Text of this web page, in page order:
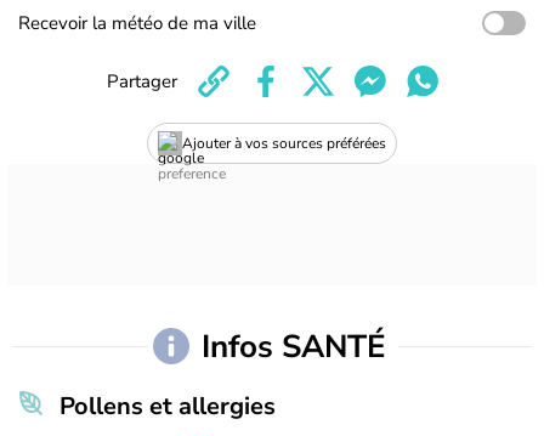
Recevoir la météo de ma ville
Ajouter à vos sources préférées
Partager
Infos SANTÉ
Pollens et allergies